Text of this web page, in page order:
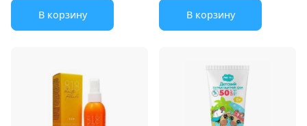
В корзину В корзину